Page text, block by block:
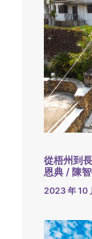
從梧州到
恩典 / 陳
2023 年 10